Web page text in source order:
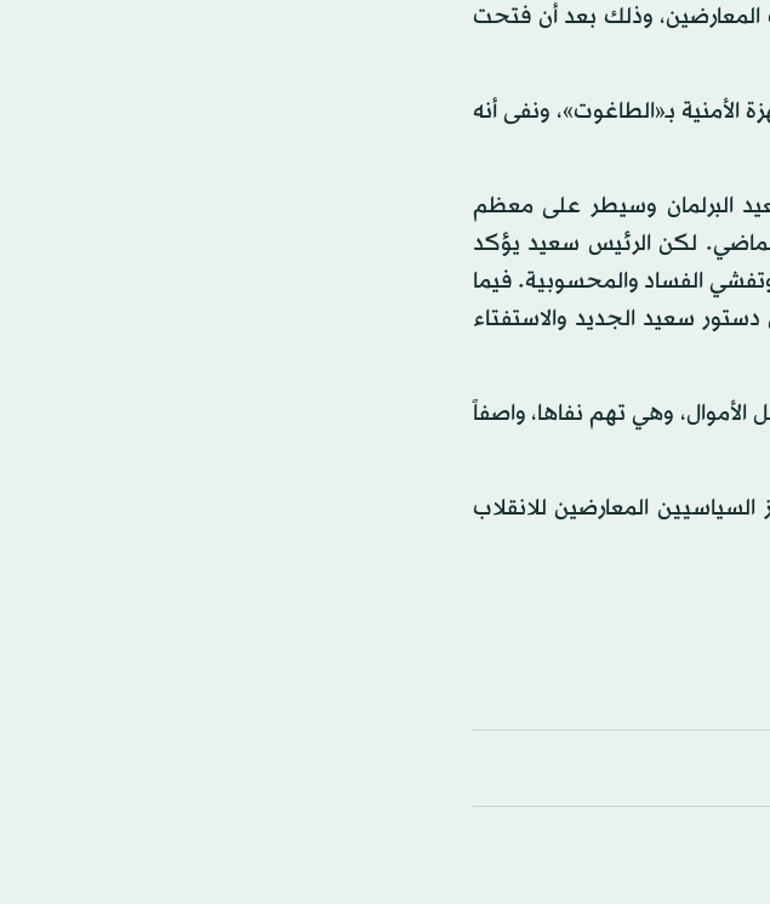
المعارضين، وذلك بعد أن فتحت
بـ«الطاغوت»، ونفى أنه
البرلمان وسيطر على معظم
لكن الرئيس سعيد يؤكد
الفساد والمحسوبية. فيما
سعيد الجديد والاستفتاء
وهي تهم نفاها، واصفاً
المعارضين للانقلاب